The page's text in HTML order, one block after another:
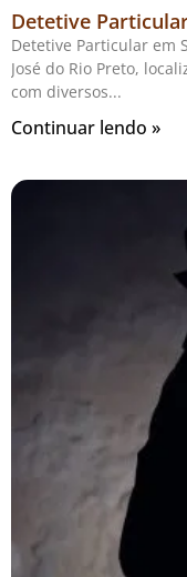
Detetive
Detetive Particular em
José do Rio Preto,
com diversos
Continuar lendo »